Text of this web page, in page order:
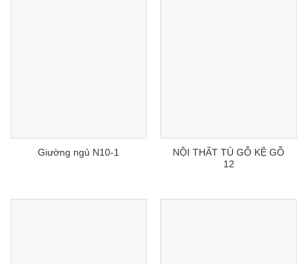
Giường ngủ N10-1
NỘI THẤT TỦ GỖ KỆ GỖ
12